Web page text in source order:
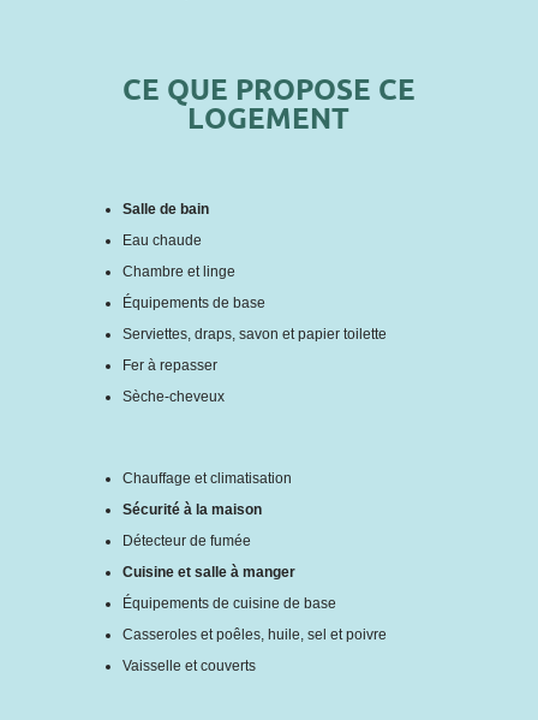
CE QUE PROPOSE CE
LOGEMENT
Salle de bain
Eau chaude
Chambre et linge
Équipements de base
Serviettes, draps, savon et papier toilette
Fer à repasser
Sèche-cheveux
Chauffage et climatisation
Sécurité à la maison
Détecteur de fumée
Cuisine et salle à manger
Équipements de cuisine de base
Casseroles et poêles, huile, sel et poivre
Vaisselle et couverts